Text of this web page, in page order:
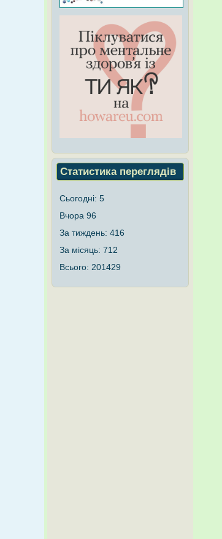
Статистика переглядів
Сьогодні: 5
Вчора 96
За тиждень: 416
За місяць: 712
Всього: 201429